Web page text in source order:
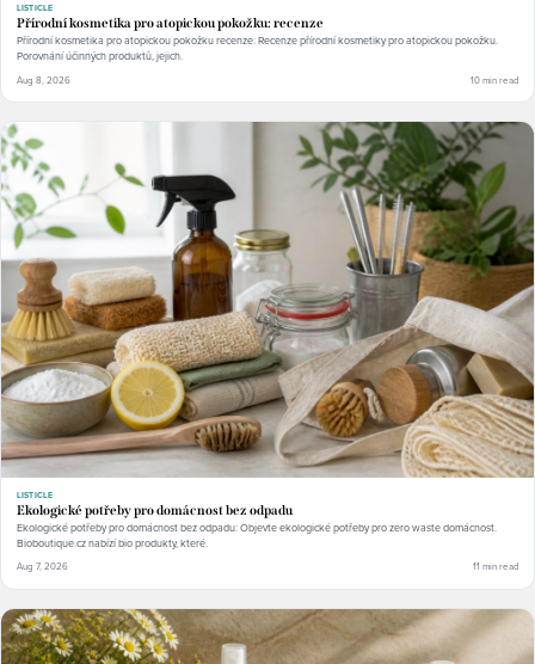
LISTICLE
Přírodní kosmetika pro atopickou pokožku: recenze
Přírodní kosmetika pro atopickou pokožku recenze: Recenze přírodní kosmetiky pro atopickou pokožku.
Porovnání účinných produktů, jejich.
Aug 8, 2026 10 min read
LISTICLE
Ekologické potřeby pro domácnost bez odpadu
Ekologické potřeby pro domácnost bez odpadu: Objevte ekologické potřeby pro zero waste domácnost.
Bioboutique.cz nabízí bio produkty, které.
Aug 7, 2026 11 min read